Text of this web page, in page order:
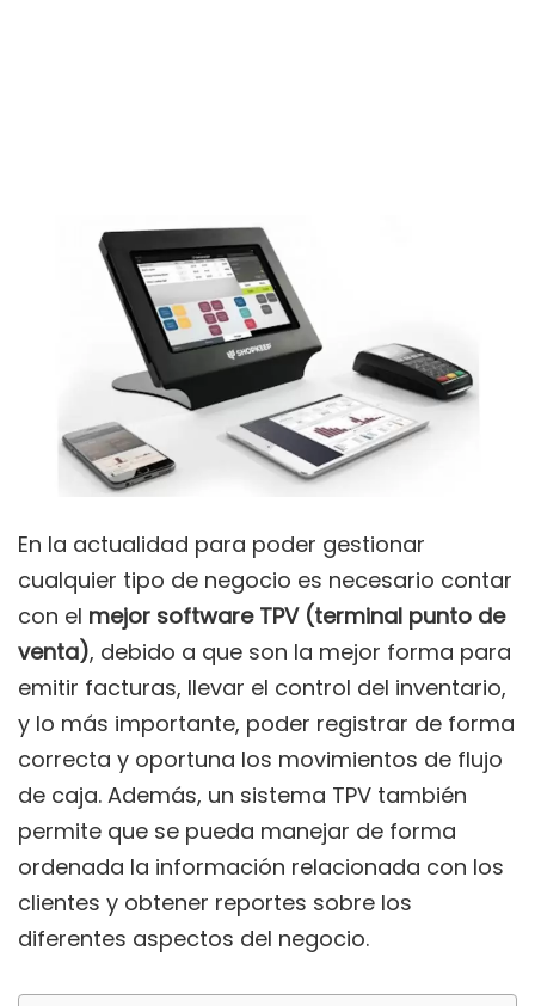
En la actualidad para poder gestionar
cualquier tipo de negocio es necesario contar
con el mejor software TPV (terminal punto de
venta), debido a que son la mejor forma para
emitir facturas, llevar el control del inventario,
y lo más importante, poder registrar de forma
correcta y oportuna los movimientos de flujo
de caja. Además, un sistema TPV también
permite que se pueda manejar de forma
ordenada la información relacionada con los
clientes y obtener reportes sobre los
diferentes aspectos del negocio.